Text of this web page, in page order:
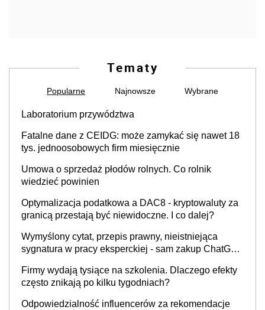
Tematy
Popularne Najnowsze Wybrane
Laboratorium przywództwa
Fatalne dane z CEIDG: może zamykać się nawet 18
tys. jednoosobowych firm miesięcznie
Umowa o sprzedaż płodów rolnych. Co rolnik
wiedzieć powinien
Optymalizacja podatkowa a DAC8 - kryptowaluty za
granicą przestają być niewidoczne. I co dalej?
Wymyślony cytat, przepis prawny, nieistniejąca
sygnatura w pracy eksperckiej - sam zakup ChatGPT
Firmy wydają tysiące na szkolenia. Dlaczego efekty
często znikają po kilku tygodniach?
Odpowiedzialność influencerów za rekomendacje